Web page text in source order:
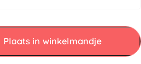
Plaats in winkelmandje